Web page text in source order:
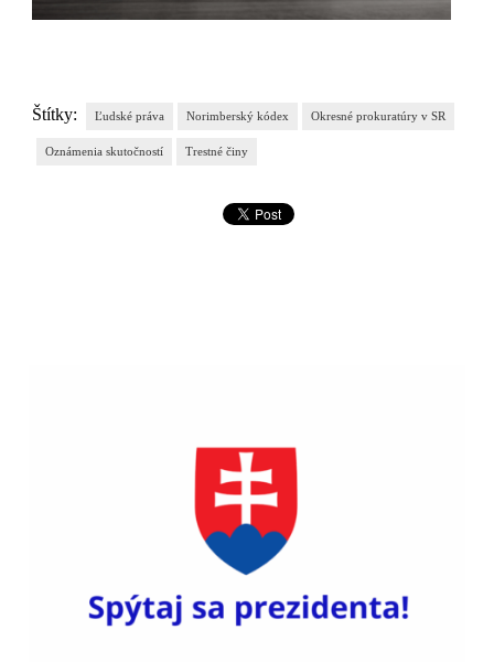
Štítky: Ľudské práva Norimberský kódex Okresné prokuratúry v SR
Oznámenia skutočností Trestné činy